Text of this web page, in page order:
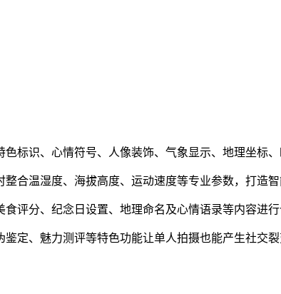
色标识、心情符号、人像装饰、气象显示、地理坐标
合温湿度、海拔高度、运动速度等专业参数，打造智
评分、纪念日设置、地理命名及心情语录等内容进行
定、魅力测评等特色功能让单人拍摄也能产生社交裂